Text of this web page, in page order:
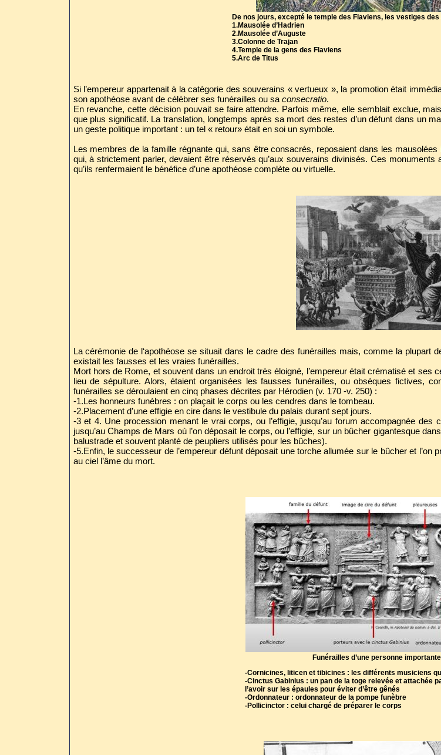
Si l’empereur appartenait à la catégorie des souverains « vertueux », la promotion était
son apothéose avant de célébrer ses funérailles ou sa consecratio.
En revanche, cette décision pouvait se faire attendre. Parfois même, elle semblait exclue,
que plus significatif. La translation, longtemps après sa mort des restes d’un défunt dans un
un geste politique important : un tel « retour» était en soi un symbole.
Les membres de la famille régnante qui, sans être consacrés, reposaient dans les
qui, à strictement parler, devaient être réservés qu’aux souverains divinisés. Ces
qu’ils renfermaient le bénéfice d’une apothéose complète ou virtuelle.
De nos jours, excepté le temple des Flaviens, les vestiges
1.Mausolée d’Hadrien
2.Mausolée d’Auguste
3.Colonne de Trajan
4.Temple de la gens des Flaviens
5.Arc de Titus
La cérémonie de l‘apothéose se situait dans le cadre des funérailles mais, comme la plupart
existait les fausses et les vraies funérailles.
Mort hors de Rome, et souvent dans un endroit très éloigné, l’empereur était crématisé et ses
lieu de sépulture. Alors, étaient organisées les fausses funérailles, ou obsèques fictives,
funérailles se déroulaient en cinq phases décrites par Hérodien (v. 170 -v. 250) :
-1.Les honneurs funèbres : on plaçait le corps ou les cendres dans le tombeau.
-2.Placement d’une effigie en cire dans le vestibule du palais durant sept jours.
-3 et 4. Une procession menant le vrai corps, ou l’effigie, jusqu’au forum accompagnée des
jusqu’au Champs de Mars où l’on déposait le corps, ou l’effigie, sur un bûcher gigantesque dans
balustrade et souvent planté de peupliers utilisés pour les bûches).
-5.Enfin, le successeur de l’empereur défunt déposait une torche allumée sur le bûcher et l’on
au ciel l’âme du mort.
Funérailles d’une personne importante
-Cornicines, liticen et tibicines : les différents musiciens
-Cinctus Gabinius : un pan de la toge relevée et attachée
l’avoir sur les épaules pour éviter d’être gênés
-Ordonnateur : ordonnateur de la pompe funèbre
-Pollicinctor : celui chargé de préparer le corps